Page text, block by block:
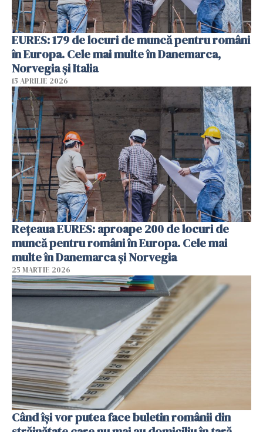
EURES: 179 de locuri de muncă pentru români
în Europa. Cele mai multe în Danemarca,
Norvegia și Italia
15 APRILIE 2026
Rețeaua EURES: aproape 200 de locuri de
muncă pentru români în Europa. Cele mai
multe în Danemarca și Norvegia
25 MARTIE 2026
Când își vor putea face buletin românii din